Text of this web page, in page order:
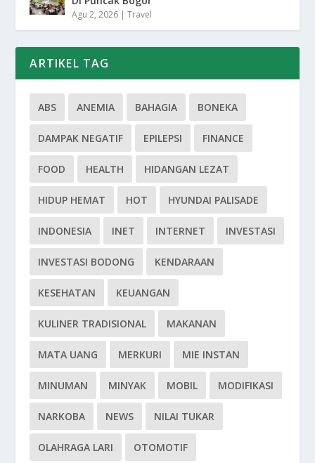
Agu 2, 2026 |Travel
ARTIKEL TAG
ABS ANEMIA BAHAGIA BONEKA
DAMPAK NEGATIF EPILEPSI FINANCE
FOOD HEALTH HIDANGAN LEZAT
HIDUP HEMAT HOT HYUNDAI PALISADE
INDONESIA INET INTERNET INVESTASI
INVESTASI BODONG KENDARAAN
KESEHATAN KEUANGAN
KULINER TRADISIONAL MAKANAN
MATA UANG MERKURI MIE INSTAN
MINUMAN MINYAK MOBIL MODIFIKASI
NARKOBA NEWS NILAI TUKAR
OLAHRAGA LARI OTOMOTIF